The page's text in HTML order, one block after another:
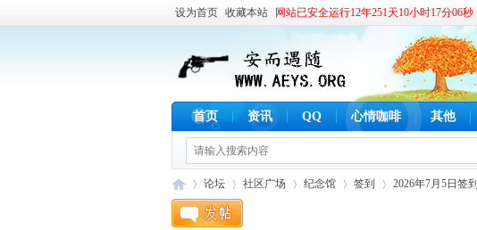
设为首页 收藏本站 网站已安全运行12年251天10小时17分06秒
首页 资讯 QQ 心情咖啡 其他
论坛 社区广场 纪念馆 签到 2026年7月5日签到